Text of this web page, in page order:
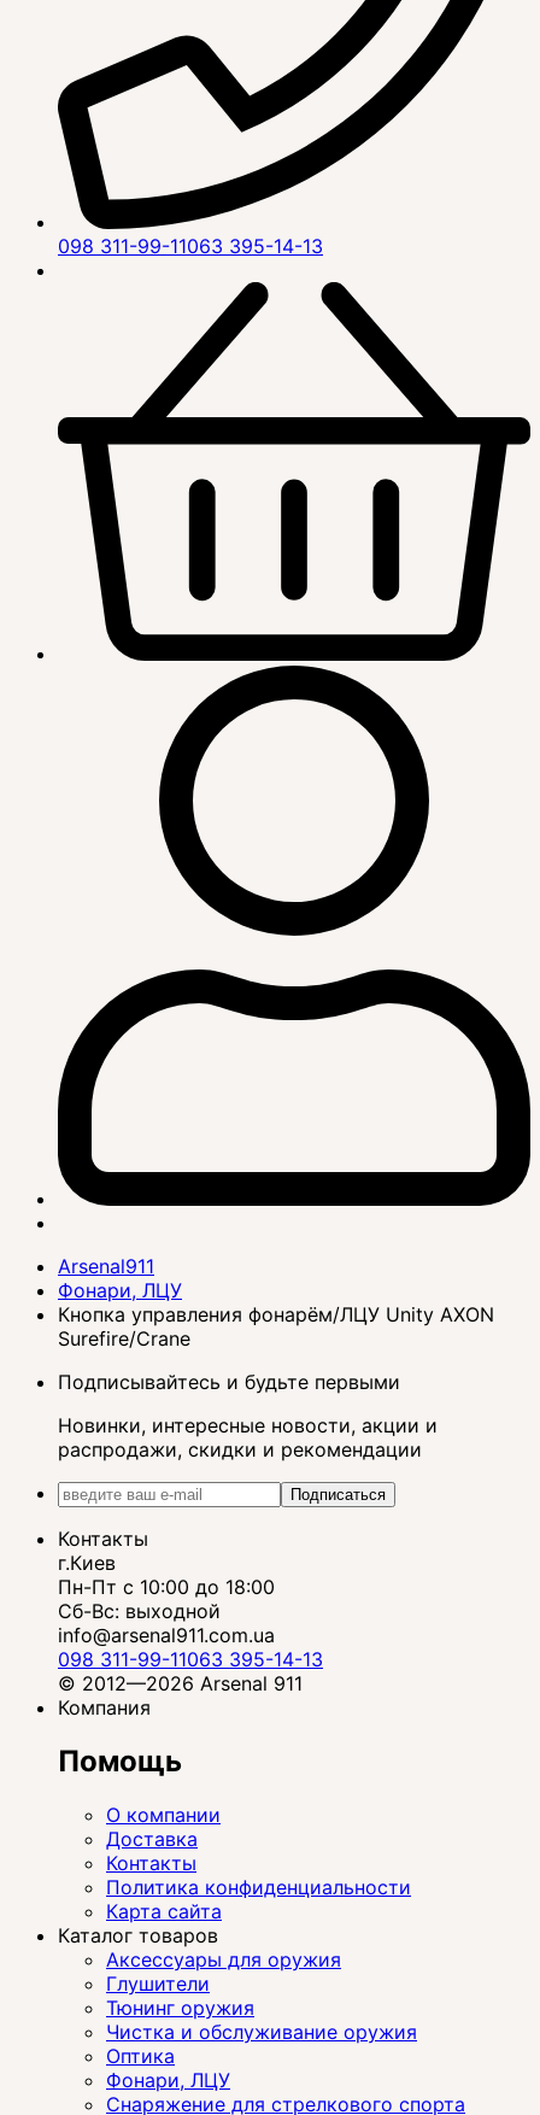
098 311-99-11063 395-14-13
Arsenal911
Фонари, ЛЦУ
Кнопка управления фонарём/ЛЦУ Unity AXON
Surefire/Crane
Подписывайтесь и будьте первыми
Новинки, интересные новости, акции и
распродажи, скидки и рекомендации
Подписаться
Контакты
г.Киев
Пн-Пт с 10:00 до 18:00
Сб-Вс: выходной
info@arsenal911.com.ua
098 311-99-11063 395-14-13
© 2012—2026 Arsenal 911
Компания
Помощь
О компании
Доставка
Контакты
Политика конфиденциальности
Карта сайта
Каталог товаров
Аксессуары для оружия
Глушители
Тюнинг оружия
Чистка и обслуживание оружия
Оптика
Фонари, ЛЦУ
Снаряжение для стрелкового спорта